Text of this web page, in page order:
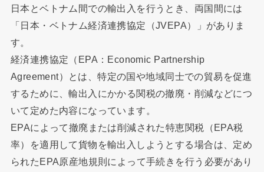
日本とベトナム間での輸出入を行うとき、両国間には
「日本・ベトナム経済連携協定（JVEPA）」がありま
す。
経済連携協定（EPA：Economic Partnership
Agreement）とは、特定の国や地域同士での貿易を促進
するために、輸出入にかかる関税の撤廃・削減などにつ
いて定めた内容になっています。
EPAによって撤廃または削減された特恵関税（EPA税
率）を適用して貨物を輸出入しようとする場合は、定め
られたEPA原産地規則によって手続きを行う必要があり